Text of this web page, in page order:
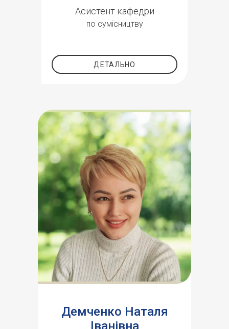
Асистент кафедри
по сумісництву
ДЕТАЛЬНО
Демченко Наталя
Іванівна